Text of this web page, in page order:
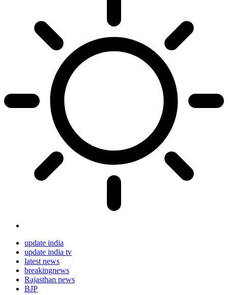
update india
update india tv
latest news
breakingnews
Rajasthan news
BJP